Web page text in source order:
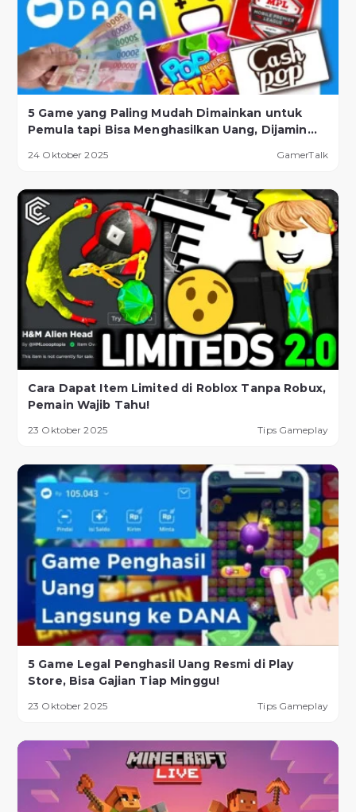
5 Game yang Paling Mudah Dimainkan untuk
Pemula tapi Bisa Menghasilkan Uang, Dijamin
24 Oktober 2025 GamerTalk
Cara Dapat Item Limited di Roblox Tanpa Robux,
Pemain Wajib Tahu!
23 Oktober 2025 Tips Gameplay
5 Game Legal Penghasil Uang Resmi di Play
Store, Bisa Gajian Tiap Minggu!
23 Oktober 2025 Tips Gameplay